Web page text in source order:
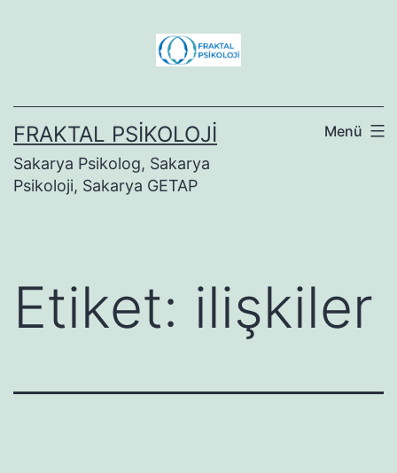
FRAKTAL PSIKOLOJI
Sakarya Psikolog, Sakarya
Psikoloji, Sakarya GETAP
Menü
Etiket: ilişkiler